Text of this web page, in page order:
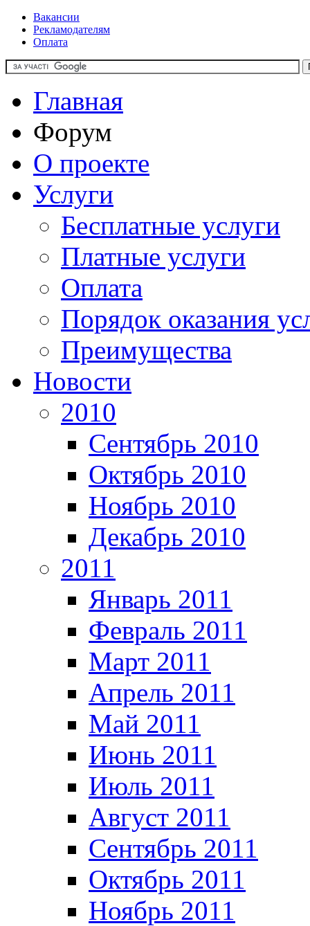
Вакансии
Рекламодателям
Оплата
Главная
Форум
О проекте
Услуги
Бесплатные услуги
Платные услуги
Оплата
Порядок оказания
Преимущества
Новости
2010
Сентябрь 2010
Октябрь 2010
Ноябрь 2010
Декабрь 2010
2011
Январь 2011
Февраль 2011
Март 2011
Апрель 2011
Май 2011
Июнь 2011
Июль 2011
Август 2011
Сентябрь 2011
Октябрь 2011
Ноябрь 2011